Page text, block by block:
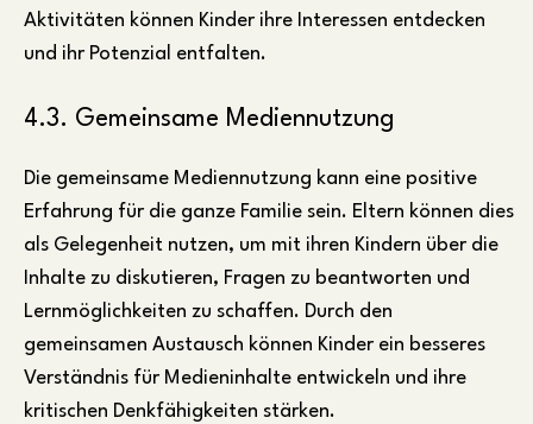
Aktivitäten können Kinder ihre Interessen entdecken
und ihr Potenzial entfalten.
4.3. Gemeinsame Mediennutzung
Die gemeinsame Mediennutzung kann eine positive
Erfahrung für die ganze Familie sein. Eltern können dies
als Gelegenheit nutzen, um mit ihren Kindern über die
Inhalte zu diskutieren, Fragen zu beantworten und
Lernmöglichkeiten zu schaffen. Durch den
gemeinsamen Austausch können Kinder ein besseres
Verständnis für Medieninhalte entwickeln und ihre
kritischen Denkfähigkeiten stärken.